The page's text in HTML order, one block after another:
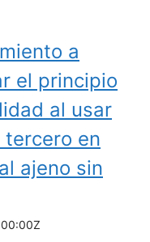
a
el principio
al usar
en
ajeno sin